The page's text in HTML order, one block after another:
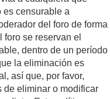
censurable a
del foro de forma
se reservan el
dentro de un período
la eliminación es
así que, por favor,
de eliminar o modificar